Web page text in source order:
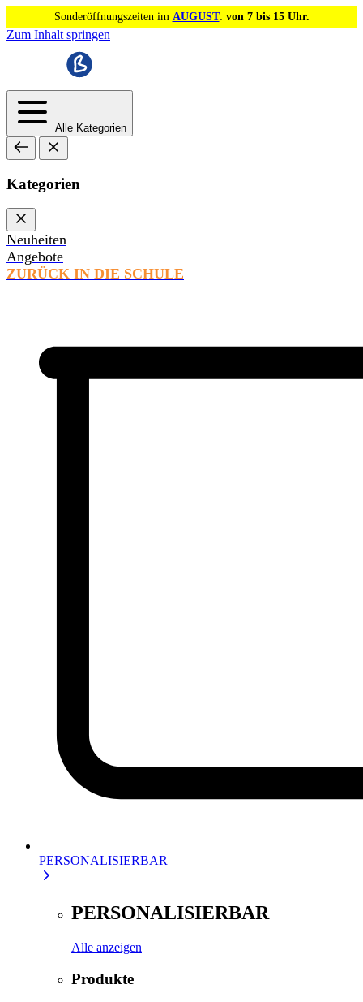
Sonderöffnungszeiten im AUGUST: von 7 bis 15 Uhr.
Zum Inhalt springen
Alle Kategorien
Kategorien
Neuheiten
Angebote
ZURÜCK IN DIE SCHULE
PERSONALISIERBAR
PERSONALISIERBAR
Alle anzeigen
Produkte